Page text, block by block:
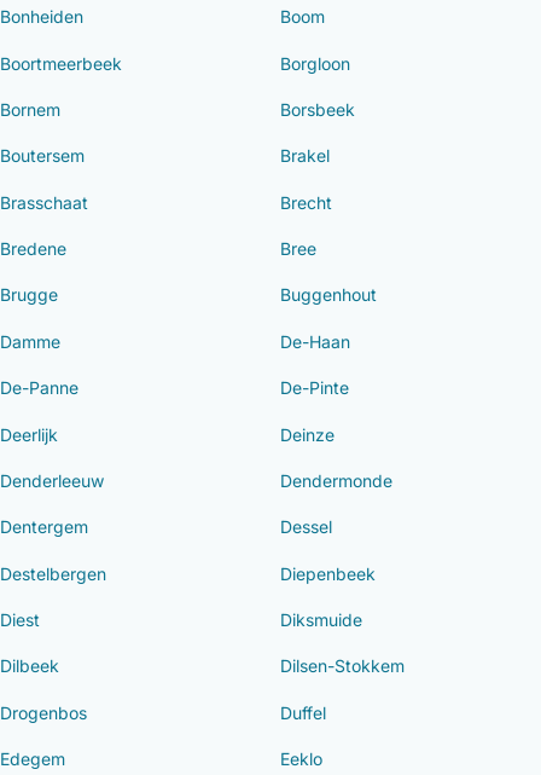
Bonheiden Boom
Boortmeerbeek Borgloon
Bornem Borsbeek
Boutersem Brakel
Brasschaat Brecht
Bredene Bree
Brugge Buggenhout
Damme De-Haan
De-Panne De-Pinte
Deerlijk Deinze
Denderleeuw Dendermonde
Dentergem Dessel
Destelbergen Diepenbeek
Diest Diksmuide
Dilbeek Dilsen-Stokkem
Drogenbos Duffel
Edegem Eeklo